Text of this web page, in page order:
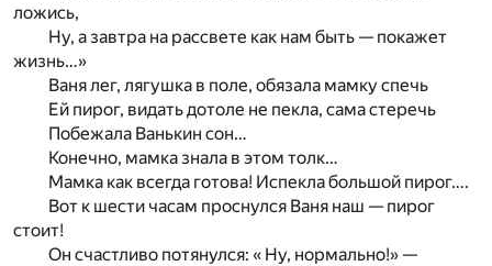
ложись,
Ну, а завтра на рассвете как нам быть — покажет
жизнь…»
Ваня лег, лягушка в поле, обязала мамку спечь
Ей пирог, видать дотоле не пекла, сама стеречь
Побежала Ванькин сон…
Конечно, мамка знала в этом толк…
Мамка как всегда готова! Испекла большой пирог….
Вот к шести часам проснулся Ваня наш — пирог
стоит!
Он счастливо потянулся: « Ну, нормально!» —